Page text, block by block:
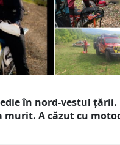
în nord-vestul țării.
murit. A căzut cu